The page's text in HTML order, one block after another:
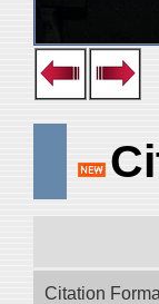
Citation